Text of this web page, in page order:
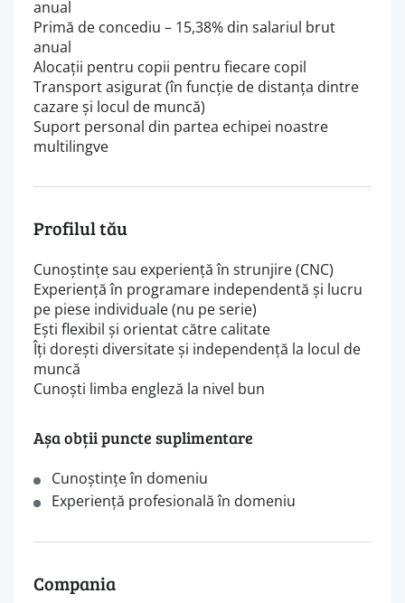
anual
Primă de concediu – 15,38% din salariul brut
anual
Alocații pentru copii pentru fiecare copil
Transport asigurat (în funcție de distanța dintre
cazare și locul de muncă)
Suport personal din partea echipei noastre
multilingve
Profilul tău
Cunoștințe sau experiență în strunjire (CNC)
Experiență în programare independentă și lucru
pe piese individuale (nu pe serie)
Ești flexibil și orientat către calitate
Îți dorești diversitate și independență la locul de
muncă
Cunoști limba engleză la nivel bun
Așa obții puncte suplimentare
Cunoştințe în domeniu
Experiență profesională în domeniu
Compania